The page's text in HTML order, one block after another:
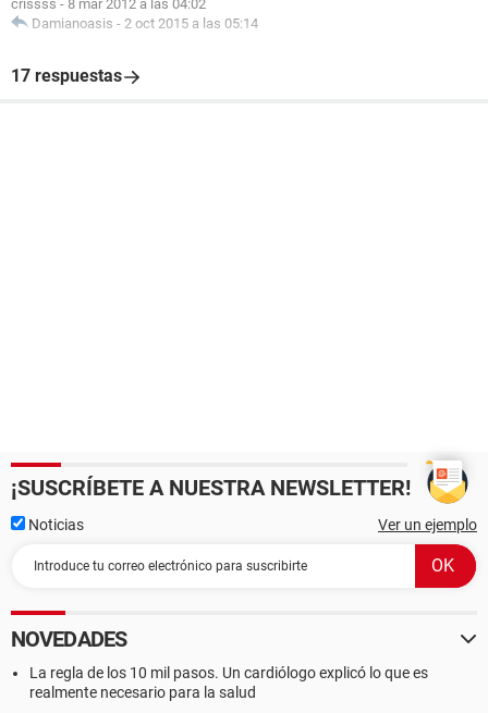
crissss - 8 mar 2012 a las 04:02
Damianoasis - 2 oct 2015 a las 05:14
17 respuestas
¡SUSCRÍBETE A NUESTRA NEWSLETTER!
Noticias Ver un ejemplo
NOVEDADES
La regla de los 10 mil pasos. Un cardiólogo explicó lo que es
realmente necesario para la salud